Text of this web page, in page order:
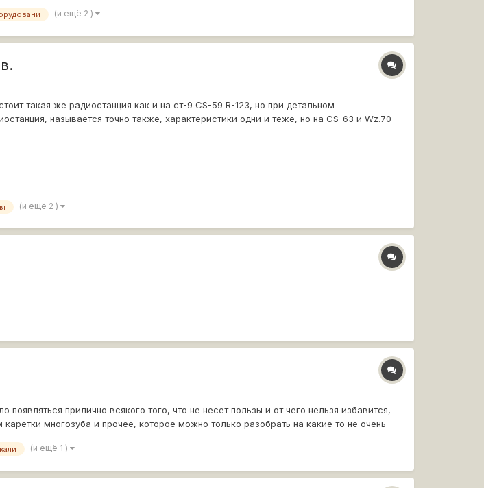
(и ещё 2 )
такая же радиостанция как и на ст-9 CS-59 R-123, но при детальном
называется точно также, характеристики одни и теже, но на CS-63 и Wz.70
(и ещё 2 )
прилично всякого того, что не несет пользы и от чего нельзя избавится,
многозуба и прочее, которое можно только разобрать на какие то не очень
(и ещё 1 )